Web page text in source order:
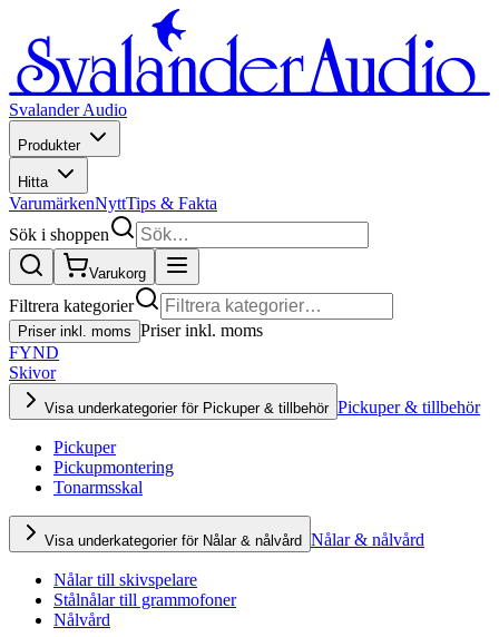
Svalander Audio
Produkter
Hitta
VarumärkenNyttTips & Fakta
Sök i shoppen
Varukorg
Filtrera kategorier
Priser inkl. moms Priser inkl. moms
FYND
Skivor
Visa underkategorier för Pickuper & tillbehör Pickuper & tillbehör
Pickuper
Pickupmontering
Tonarmsskal
Visa underkategorier för Nålar & nålvård Nålar & nålvård
Nålar till skivspelare
Stålnålar till grammofoner
Nålvård